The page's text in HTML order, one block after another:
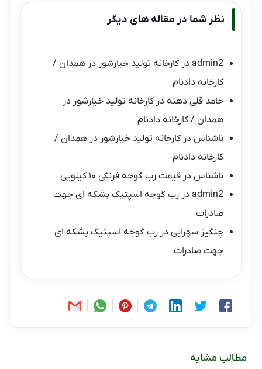
نظر شما در مقاله های دیگر
admin2 درکارخانه تولید خیارشور در همدان /
کارخانه دادنام
حامد قلی دهنه درکارخانه تولید خیارشور در
همدان / کارخانه دادنام
ناشناس درکارخانه تولید خیارشور در همدان /
کارخانه دادنام
ناشناس درقیمت رب گوجه فرنگی ۱۰ کیلویی
admin2 دررب گوجه اسپتیک بشکه ای جهت
صادرات
چنگیز سهرابی دررب گوجه اسپتیک بشکه ای
جهت صادرات
مطالب مشابه